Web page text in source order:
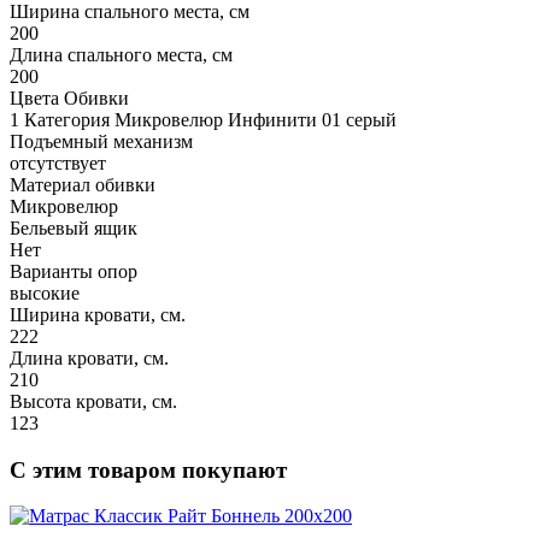
Ширина спального места, см
200
Длина спального места, см
200
Цвета Обивки
1 Категория Микровелюр Инфинити 01 серый
Подъемный механизм
отсутствует
Материал обивки
Микровелюр
Бельевый ящик
Нет
Варианты опор
высокие
Ширина кровати, см.
222
Длина кровати, см.
210
Высота кровати, см.
123
С этим товаром покупают